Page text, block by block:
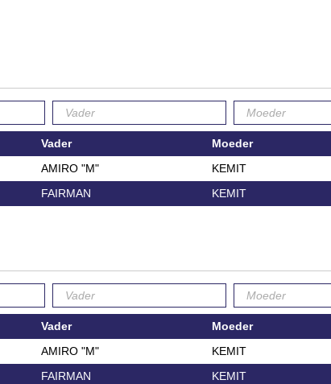
Vader Moeder
AMIRO "M" KEMIT
FAIRMAN KEMIT
Vader Moeder
AMIRO "M" KEMIT
FAIRMAN KEMIT